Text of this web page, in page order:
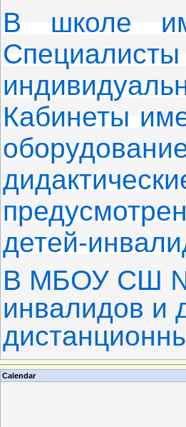
В школе
Кабинеты
детей-
В МБОУ СШ
инвалидов и
Calendar